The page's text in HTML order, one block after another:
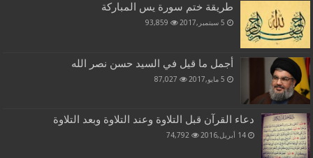
طريقة ختم سورة يس المباركة
5 سبتمبر,2017 93,859
أجمل ما قيل في السيد حسن نصر الله
5 مايو,2017 87,027
دعاء القرآن قبل التلاوة وعند التلاوة وبعد التلاوة
14 أبريل,2016 74,792